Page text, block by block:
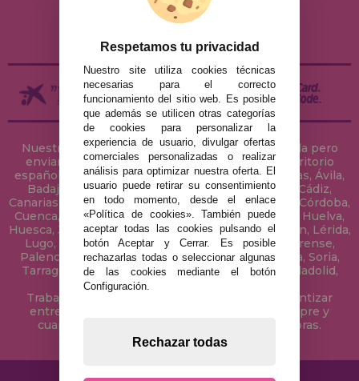
ENVÍOS Y DEVOLUCIONES
Nuestra tienda de puzzles está ubicada en Sevilla pero
enviamos tus puzzles a cualquier ciudad del territorio
español: Álava, Albacete, Alicante, Almería, Asturias, Ávila,
Badajoz, Baleares, Barcelona, Burgos, Cáceres, Cádiz,
Canarias, Cantabria, Castellón, Ceuta, Ciudad Real, Córdoba,
Cuenca, Gerona, Granada, Guadalajara, Guipúzcoa, Huelva,
Huesca, Jaén, La Coruña, La Rioja, Las Palmas, Leon, Lérida,
Lugo, Madrid, Málaga, Melilla, Murcia, Navarra, Orense,
Palencia, Pontevedra, Salamanca, Segovia, Sevilla, Soria,
Tarragona, Tenerife, Teruel, Toledo, Valencia, Valladolid,
Vizcaya, Zamora y Zaragoza.
Trabajamos con Stocks permanentes para garantizar
entregas rápidas en territorio peninsular, siempre y
cuando el pedido se realice antes de las 18 horas.
Respetamos tu privacidad
Nuestro site utiliza cookies técnicas
necesarias para el correcto
funcionamiento del sitio web. Es posible
que además se utilicen otras categorías
de cookies para personalizar la
experiencia de usuario, divulgar ofertas
comerciales personalizadas o realizar
análisis para optimizar nuestra oferta. El
usuario puede retirar su consentimiento
en todo momento, desde el enlace
«Política de cookies». También puede
aceptar todas las cookies pulsando el
botón Aceptar y Cerrar. Es posible
rechazarlas todas o seleccionar algunas
de las cookies mediante el botón
Configuración.
Rechazar todas